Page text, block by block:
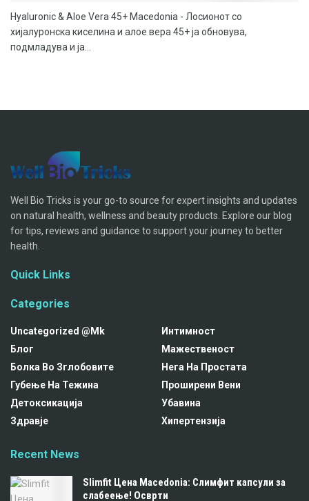
Hyaluronic & Aloe Vera 45+ Macedonia - Лосионот со
хијалуронска киселина и алое вера 45+ ја обновува,
подмладува и ја...
Well Bio Tricks is your go-to source for expert insights and updates
on natural health, wellness and beauty products. Explore our blog
for tips, reviews and guidance to support your journey to better
health.
Quick Links
Categories
Uncategorized @mk
Блог
Болка Во Зглобовите
Губење На Тежина
Детоксикација
Здравје
Интимност
Мажественост
Нега На Простата
Проширени Вени
Убавина
Хипертензија
Recent News
Slimfit Цена Macedonia: Слимфит капсули за
слабеење! Осврти